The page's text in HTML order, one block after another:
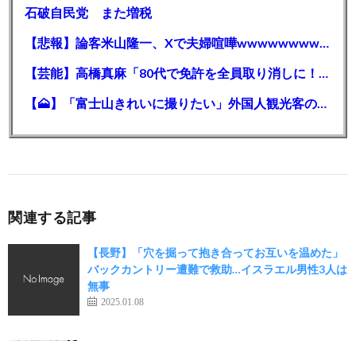
石破自民党 また増税
【悲報】論客米山隆一、Xで夫婦喧嘩wwwwwwwwwwww
【芸能】高橋真麻「80代で免許を全員取り消しに！」 高齢ドライバーの事故問題で、高齢者の運転免許取り消し法を提案
【🗻】「富士山きれいに撮りたい」外国人観光客のレンタカー事故が急増…「ハンドルが逆で慣れず」、道の狭さも
関連する記事
【長野】「穴を掘って抱き合ってお互いを温めた」
バックカントリー遭難で救助…イスラエル男性3人は
無事
2025.01.08